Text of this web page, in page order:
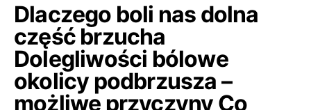
Dlaczego boli nas dolna
część brzucha
Dolegliwości bólowe
okolicy podbrzusza –
możliwe przyczyny Co